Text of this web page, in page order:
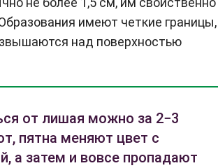
имеют четкие границы,
над поверхностью
от лишая можно за 2−3
пятна меняют цвет с
а затем и вовсе пропадают